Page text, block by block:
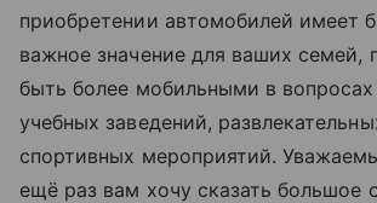
приобретении автомобилей имеет
важное значение для ваших семей,
быть более мобильными в
учебных заведений,
спортивных мероприятий.
ещё раз вам хочу сказать большое